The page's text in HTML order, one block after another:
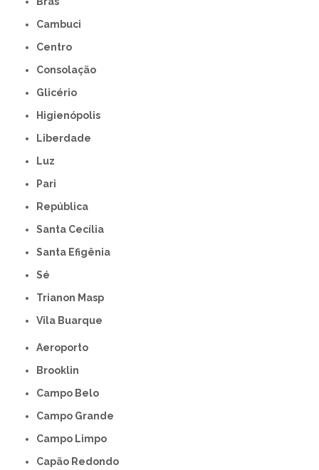
Cambuci
Centro
Consolação
Glicério
Higienópolis
Liberdade
Luz
Pari
República
Santa Cecília
Santa Efigênia
Sé
Trianon Masp
Vila Buarque
Aeroporto
Brooklin
Campo Belo
Campo Grande
Campo Limpo
Capão Redondo